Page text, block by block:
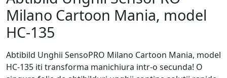
Milano Cartoon Mania, model
HC-135
Abtibild Unghii SensoPRO Milano Cartoon Mania, model
HC-135 iti transforma manichiura intr-o secunda! O